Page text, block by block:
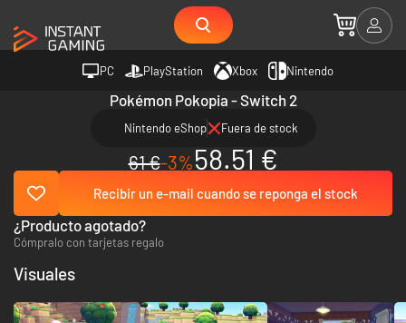
PC PlayStation Xbox Nintendo
Pokémon Pokopia - Switch 2
Nintendo eShop Fuera de stock
61 €-3%58.51 €
Recibir un e-mail cuando se reponga el stock
¿Producto agotado?
Cómpralo con tarjetas regalo
Visuales